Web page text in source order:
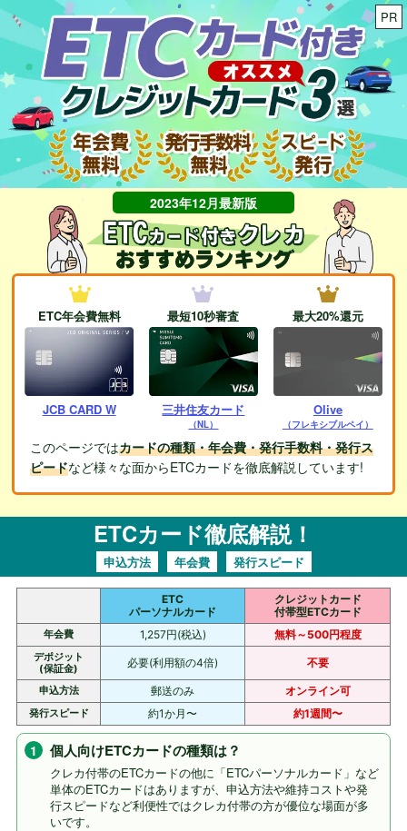
コ
ン
テ
ツ
へ
キ
ッ
PR
2023年12月最新版
ETC年会費無料
JCB CARD W
最短10秒審査
三井住友カード
（NL）
最大20%還元
Olive
（フレキシブルペイ）
このページではカードの種類・年会費・発行手数料・発行ス
ピードなど様々な面からETCカードを徹底解説しています!
ETCカード徹底解説！
申込方法 年会費 発行スピード
ETC
パーソナルカード
クレジットカード
付帯型ETCカード
年会費 1,257円(税込) 無料～500円程度
デポジット
(保証金)
必要(利用額の4倍) 不要
申込方法 郵送のみ オンライン可
発行スピード 約1か月〜 約1週間〜
個人向けETCカードの種類は？
クレカ付帯のETCカードの他に「ETCパーソナルカード」など
単体のETCカードはありますが、申込方法や維持コストや発
行スピードなど利便性ではクレカ付帯の方が優位な場面が多
いです。